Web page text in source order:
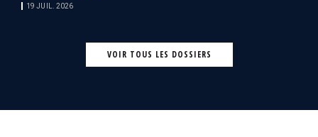
19 JUIL. 2026
VOIR TOUS LES DOSSIERS